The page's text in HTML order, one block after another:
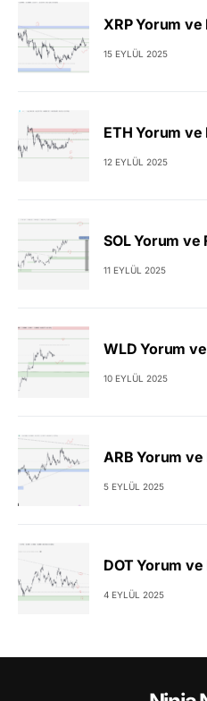
XRP Yorum
15 EYLÜL 2025
ETH Yorum
12 EYLÜL 2025
SOL Yorum ve
11 EYLÜL 2025
WLD Yorum
10 EYLÜL 2025
ARB Yorum
5 EYLÜL 2025
DOT Yorum
4 EYLÜL 2025